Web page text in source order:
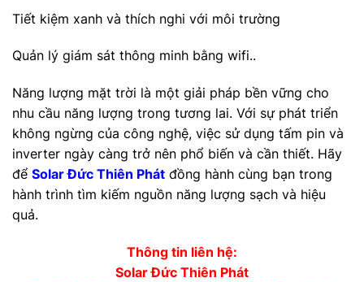
Tiết kiệm xanh và thích nghi với môi trường
Quản lý giám sát thông minh bằng wifi..
Năng lượng mặt trời là một giải pháp bền vững cho
nhu cầu năng lượng trong tương lai. Với sự phát triển
không ngừng của công nghệ, việc sử dụng tấm pin và
inverter ngày càng trở nên phổ biến và cần thiết. Hãy
để Solar Đức Thiên Phát đồng hành cùng bạn trong
hành trình tìm kiếm nguồn năng lượng sạch và hiệu
quả.
Thông tin liên hệ:
Solar Đức Thiên Phát